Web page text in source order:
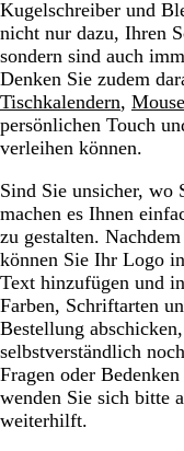
Kugelschreiber und
nicht nur dazu, Ihren
sondern sind auch
Denken Sie zudem
Tischkalendern,
persönlichen Touch
verleihen können.
Sind Sie unsicher, wo
machen es Ihnen
zu gestalten.
können Sie Ihr Logo
Text hinzufügen und
Farben, Schriftarten
Bestellung
selbstverständlich
Fragen oder
wenden Sie sich bitte
weiterhilft.